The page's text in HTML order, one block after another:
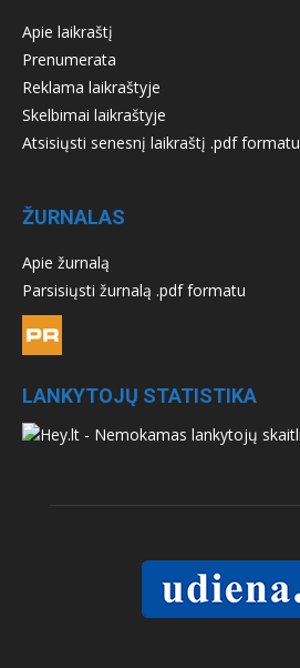
Apie laikraštį
Prenumerata
Reklama laikraštyje
Skelbimai laikraštyje
Atsisiųsti senesnį laikraštį .pdf formatu
ŽURNALAS
Apie žurnalą
Parsisiųsti žurnalą .pdf formatu
LANKYTOJŲ STATISTIKA